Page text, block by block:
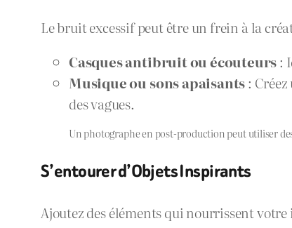
Le bruit excessif peut être un frein à la
Casques antibruit ou écouteurs:
Musique ou sons apaisants:
des vagues.
Un photographe en post-production peut utiliser
S’entourer d’Objets Inspirants
Ajoutez des éléments qui nourrissent